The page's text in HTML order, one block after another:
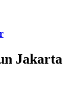
Jakarta